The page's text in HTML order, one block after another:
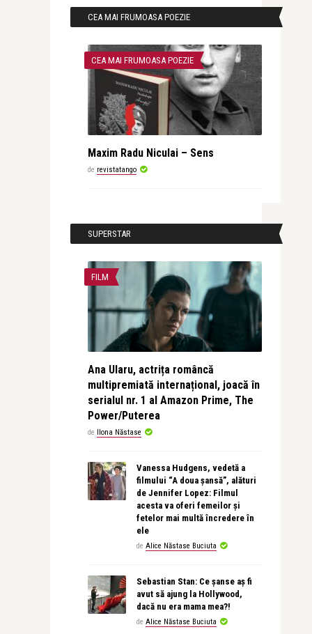
CEA MAI FRUMOASA POEZIE
CEA MAI FRUMOASA POEZIE
Maxim Radu Niculai – Sens
de revistatango
SUPERSTAR
FILM
Ana Ularu, actrița româncă
multipremiată internațional, joacă în
serialul nr. 1 al Amazon Prime, The
Power/Puterea
de Ilona Năstase
Vanessa Hudgens, vedetă a
filmului “A doua șansă”, alături
de Jennifer Lopez: Filmul
acesta va oferi femeilor și
fetelor mai multă încredere în
ele
de Alice Năstase Buciuta
Sebastian Stan: Ce șanse aș fi
avut să ajung la Hollywood,
dacă nu era mama mea?!
de Alice Năstase Buciuta